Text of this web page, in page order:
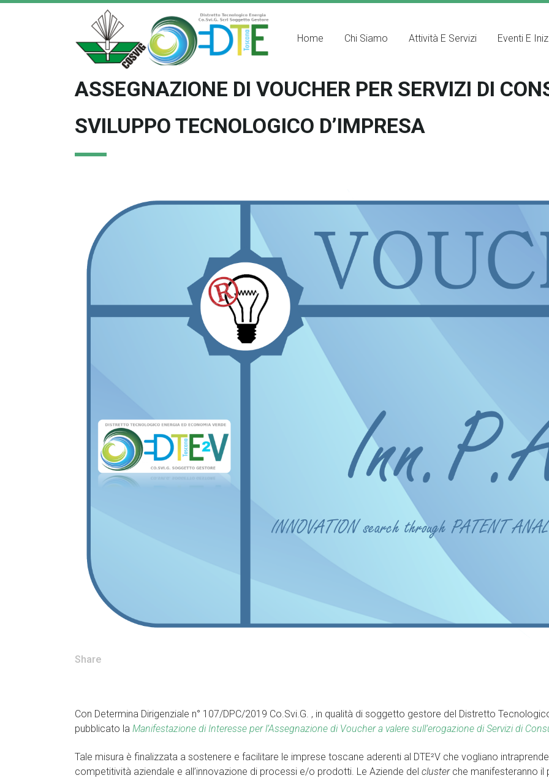
Home Chi Siamo Attività E Servizi Eventi E
ASSEGNAZIONE DI VOUCHER PER SERVIZI DI
SVILUPPO TECNOLOGICO D’IMPRESA
Share
Con Determina Dirigenziale n° 107/DPC/2019 Co.Svi.G. , in qualità di soggetto gestore del Distretto
pubblicato la Manifestazione di Interesse per l’Assegnazione di Voucher a valere sull’erogazione di Servizi di
Tale misura è finalizzata a sostenere e facilitare le imprese toscane aderenti al DTE²V che vogliano
competitività aziendale e all’innovazione di processi e/o prodotti. Le Aziende del clusterche manifesteranno il